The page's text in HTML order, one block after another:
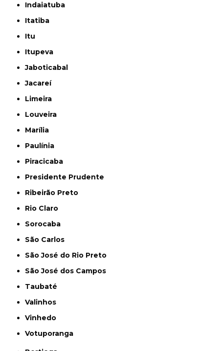
Indaiatuba
Itatiba
Itu
Itupeva
Jaboticabal
Jacareí
Limeira
Louveira
Marília
Paulínia
Piracicaba
Presidente Prudente
Ribeirão Preto
Rio Claro
Sorocaba
São Carlos
São José do Rio Preto
São José dos Campos
Taubaté
Valinhos
Vinhedo
Votuporanga